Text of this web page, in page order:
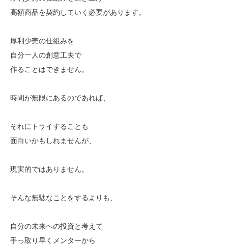
高額商品を契約していく必要があります。
厚利少売の仕組みを
自分一人の創意工夫で
作ることはできません。
時間が無限にあるのであれば、
それにトライすることも
面白いかもしれませんが、
現実的ではありません。
そんな無駄なことをするよりも、
自分の未来への投資と考えて
手っ取り早くメンターから